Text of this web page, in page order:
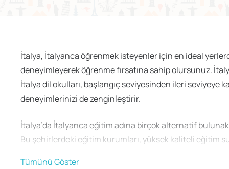
İtalya, İtalyanca öğrenmek isteyenler için en ideal
deneyimleyerek öğrenme fırsatına sahip olursunuz.
İtalya dil okulları, başlangıç seviyesinden ileri seviyeye
deneyimlerinizi de zenginleştirir.
İtalya’da İtalyanca eğitim adına birçok alternatif
Bu şehirlerdeki eğitim kurumları, yüksek kaliteli eğitim
Tümünü Göster